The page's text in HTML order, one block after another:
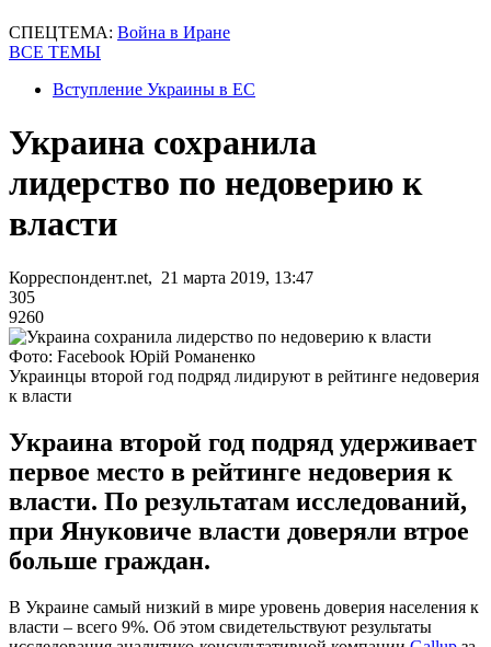
СПЕЦТЕМА: Война в Иране
ВСЕ ТЕМЫ
Вступление Украины в ЕС
Украина сохранила
лидерство по недоверию к
власти
Корреспондент.net, 21 марта 2019, 13:47
305
9260
Фото: Facebook Юрій Романенко
Украинцы второй год подряд лидируют в рейтинге недоверия
к власти
Украина второй год подряд удерживает
первое место в рейтинге недоверия к
власти. По результатам исследований,
при Януковиче власти доверяли втрое
больше граждан.
В Украине самый низкий в мире уровень доверия населения к
власти – всего 9%. Об этом свидетельствуют результаты